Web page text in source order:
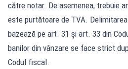
către notar. De asemenea, trebuie
este purtătoare de TVA.
bazează pe art. 31 și art. 33 din
banilor din vânzare se face strict
Codul fiscal.